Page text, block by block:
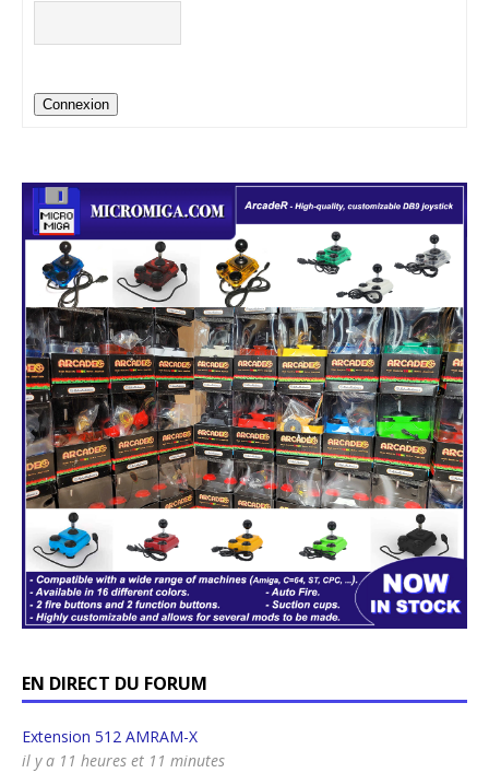
Connexion
EN DIRECT DU FORUM
Extension 512 AMRAM-X
il y a 11 heures et 11 minutes